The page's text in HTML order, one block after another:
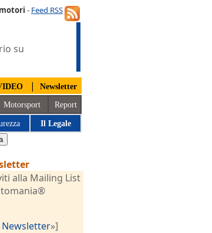
- Feed RSS
su
| Newsletter
Motorsport Report
Il Legale
alla Mailing List
»]